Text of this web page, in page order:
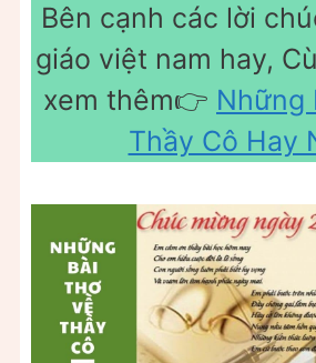
Bên cạnh các lời
giáo việt nam hay,
xem thêm👉 Những
Thầy Cô Hay